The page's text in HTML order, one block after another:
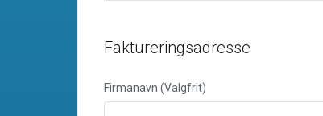
Faktureringsadresse
Firmanavn (Valgfrit)